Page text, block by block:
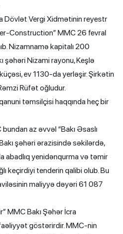
Dövlət Vergi Xidmətinin reyestr
Construction” MMC 26 fevral
Nizamnamə kapitalı 200
şəhəri Nizami rayonu, Keşlə
ev 1130-da yerləşir. Şirkətin
Rüfət oğludur.
təmsilçisi haqqında heç bir
az əvvəl “Bakı Əsaslı
şəhəri ərazisində səkilərdə,
abadlıq yenidənqurma və təmir
keçirdiyi tenderin qalibi olub. Bu
maliyyə dəyəri 61 087
MMC Bakı Şəhər İcra
göstərirdir. MMC-nin